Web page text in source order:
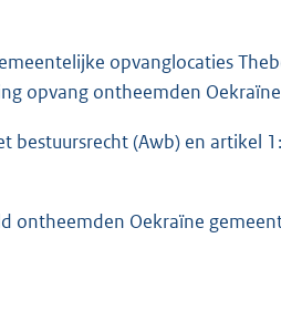
opvanglocaties
opvang ontheemden
bestuursrecht (Awb) en artikel
ontheemden Oekraïne